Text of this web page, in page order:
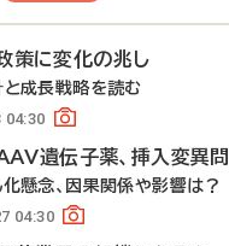
策に変化の兆し
成長戦略を読む
04:30
AAV遺伝子薬、挿入変異
懸念、因果関係や影響は？
04:30